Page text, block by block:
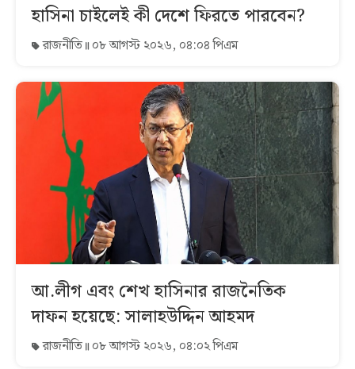
হাসিনা চাইলেই কী দেশে ফিরতে পারবেন?
রাজনীতি ০৮ আগস্ট ২০২৬, ০৪:০৪ পিএম
আ.লীগ এবং শেখ হাসিনার রাজনৈতিক
দাফন হয়েছে: সালাহউদ্দিন আহমদ
রাজনীতি ০৮ আগস্ট ২০২৬, ০৪:০২ পিএম